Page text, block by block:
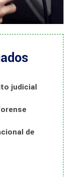
judicial
de